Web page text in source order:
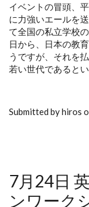
イベントの冒頭、
に力強いエールを
て全国の私立学校
日から、日本の教
うですが、それを
若い世代であると
Submitted by hiros
7月24日
ンワーク